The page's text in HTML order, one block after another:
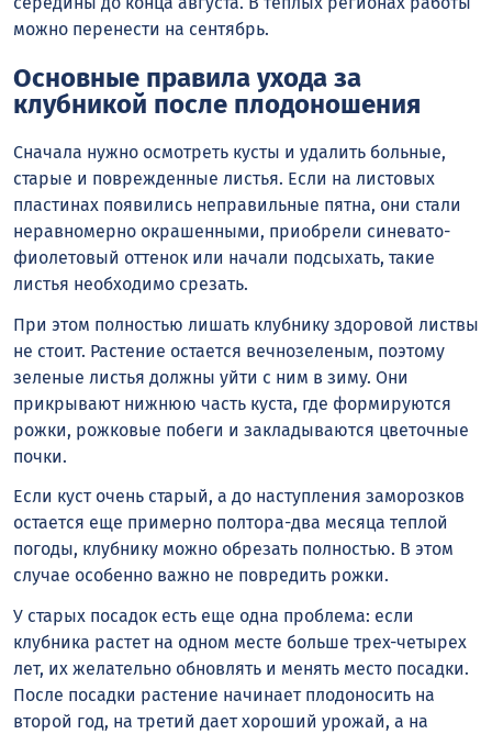
можно перенести на сентябрь.
Основные правила ухода за
клубникой после плодоношения
Сначала нужно осмотреть кусты и удалить больные,
старые и поврежденные листья. Если на листовых
пластинах появились неправильные пятна, они стали
неравномерно окрашенными, приобрели синевато-
фиолетовый оттенок или начали подсыхать, такие
листья необходимо срезать.
При этом полностью лишать клубнику здоровой листвы
не стоит. Растение остается вечнозеленым, поэтому
зеленые листья должны уйти с ним в зиму. Они
прикрывают нижнюю часть куста, где формируются
рожки, рожковые побеги и закладываются цветочные
почки.
Если куст очень старый, а до наступления заморозков
остается еще примерно полтора-два месяца теплой
погоды, клубнику можно обрезать полностью. В этом
случае особенно важно не повредить рожки.
У старых посадок есть еще одна проблема: если
клубника растет на одном месте больше трех-четырех
лет, их желательно обновлять и менять место посадки.
После посадки растение начинает плодоносить на
второй год, на третий дает хороший урожай, а на